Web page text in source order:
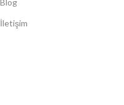
İletişim